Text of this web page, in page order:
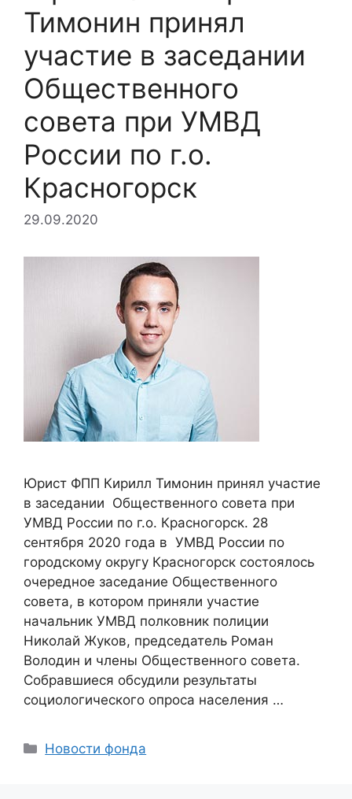
Тимонин принял
участие в заседании
Общественного
совета при УМВД
России по г.о.
Красногорск
29.09.2020
Юрист ФПП Кирилл Тимонин принял участие
в заседании Общественного совета при
УМВД России по г.о. Красногорск. 28
сентября 2020 года в УМВД России по
городскому округу Красногорск состоялось
очередное заседание Общественного
совета, в котором приняли участие
начальник УМВД полковник полиции
Николай Жуков, председатель Роман
Володин и члены Общественного совета.
Собравшиеся обсудили результаты
социологического опроса населения …
Categories
Новости фонда